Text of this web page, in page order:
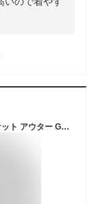
マムート（MAMMUT）（レディース）ダウンジャケット アウター Gravity IN Hooded Jacket AF 1013-02640